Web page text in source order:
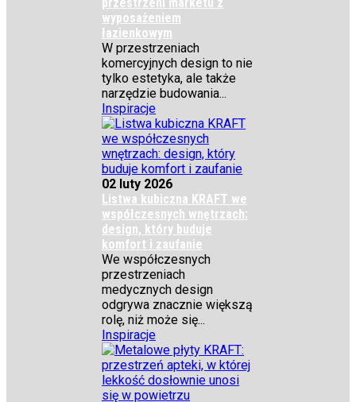
wyposażeniem
łazienkowym
W przestrzeniach
komercyjnych design to nie
tylko estetyka, ale także
narzędzie budowania...
Inspiracje
02 luty 2026
Listwa kubiczna KRAFT we
współczesnych wnętrzach:
design, który buduje
komfort i zaufanie
We współczesnych
przestrzeniach
medycznych design
odgrywa znacznie większą
rolę, niż może się...
Inspiracje